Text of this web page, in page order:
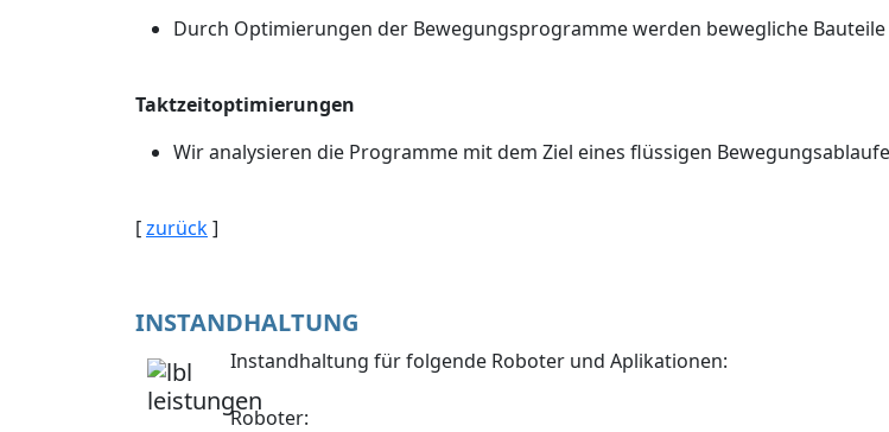
Durch Optimierungen der Bewegungsprogramme werden bewegliche
Taktzeitoptimierungen
Wir analysieren die Programme mit dem Ziel eines flüssigen
[zurück]
INSTANDHALTUNG
Instandhaltung für folgende Roboter und Aplikationen:
Roboter: